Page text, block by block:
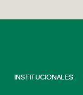
INSTITUCIONALES